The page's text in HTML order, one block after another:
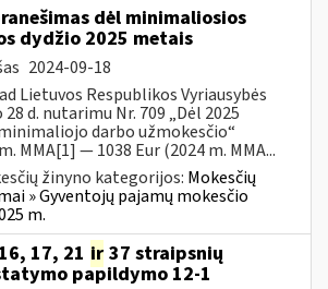
dėl minimaliosios
dydžio 2025 metais
2024-09-18
Lietuvos Respublikos Vyriausybės
d. nutarimu Nr. 709 „Dėl 2025
darbo užmokesčio“
MMA[1] — 1038 Eur (2024 m. MMA...
žinyno kategorijos: Mokesčių
» Gyventojų pajamų mokesčio
m.
17, 21 ir 37 straipsnių
papildymo 12-1